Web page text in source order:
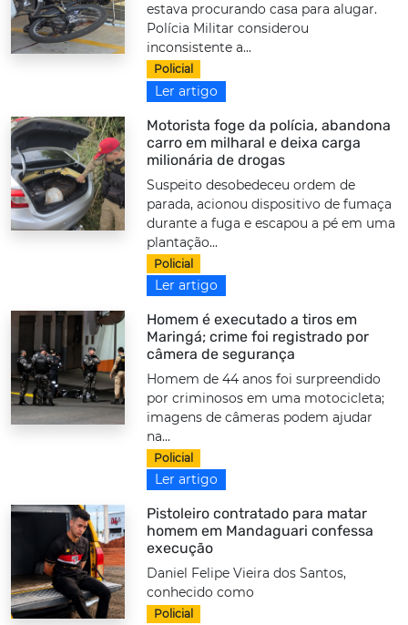
estava procurando casa para alugar.
Polícia Militar considerou
inconsistente a...
Policial
Ler artigo
Motorista foge da polícia, abandona
carro em milharal e deixa carga
milionária de drogas
Suspeito desobedeceu ordem de
parada, acionou dispositivo de fumaça
durante a fuga e escapou a pé em uma
plantação...
Policial
Ler artigo
Homem é executado a tiros em
Maringá; crime foi registrado por
câmera de segurança
Homem de 44 anos foi surpreendido
por criminosos em uma motocicleta;
imagens de câmeras podem ajudar
na...
Policial
Ler artigo
Pistoleiro contratado para matar
homem em Mandaguari confessa
execução
Daniel Felipe Vieira dos Santos,
conhecido como
Policial